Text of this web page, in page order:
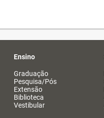
Ensino
Graduação
Pesquisa/Pós
Extensão
Biblioteca
Vestibular